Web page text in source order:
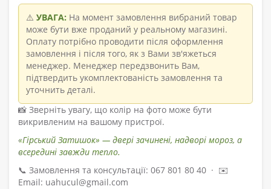
⚠️ УВАГА: На момент замовлення вибраний товар
може бути вже проданий у реальному магазині.
Оплату потрібно проводити після оформлення
замовлення і після того, як з Вами зв'яжеться
менеджер. Менеджер передзвонить Вам,
підтвердить укомплектованість замовлення та
уточнить деталі.
📸 Зверніть увагу, що колір на фото може бути
викривленим на вашому пристрої.
«Гірський Затишок» — двері зачинені, надворі мороз, а
всередині завжди тепло.
📞 Замовлення та консультації: 067 801 80 40 · ✉️
Email: uahucul@gmail.com